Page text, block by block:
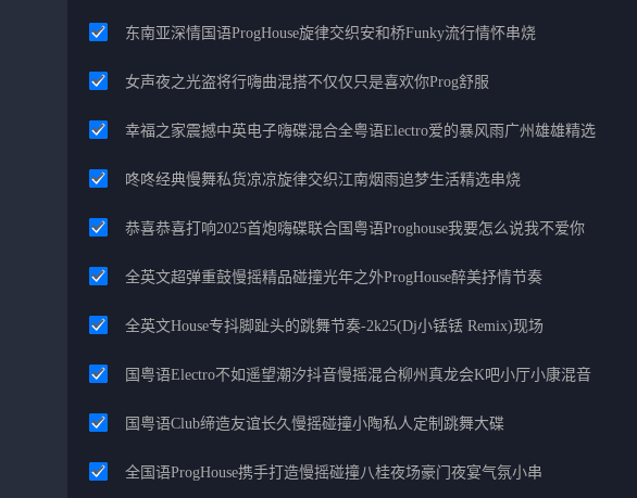
东南亚深情国语ProgHouse旋律交织安和桥Funky流行情怀串烧
女声夜之光盗将行嗨曲混搭不仅仅只是喜欢你Prog舒服
幸福之家震撼中英电子嗨碟混合全粤语Electro爱的暴风雨广州雄雄精选
咚咚经典慢舞私货凉凉旋律交织江南烟雨追梦生活精选串烧
恭喜恭喜打响2025首炮嗨碟联合国粤语Proghouse我要怎么说我不爱你
全英文超弹重鼓慢摇精品碰撞光年之外ProgHouse醉美抒情节奏
全英文House专抖脚趾头的跳舞节奏-2k25(Dj小铥铥 Remix)现场
国粤语Electro不如遥望潮汐抖音慢摇混合柳州真龙会K吧小厅小康混音
国粤语Club缔造友谊长久慢摇碰撞小陶私人定制跳舞大碟
全国语ProgHouse携手打造慢摇碰撞八桂夜场豪门夜宴气氛小串